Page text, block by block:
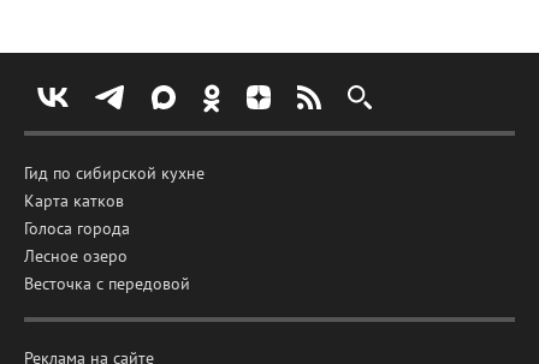
Гид по сибирской кухне
Карта катков
Голоса города
Лесное озеро
Весточка с передовой
Реклама на сайте